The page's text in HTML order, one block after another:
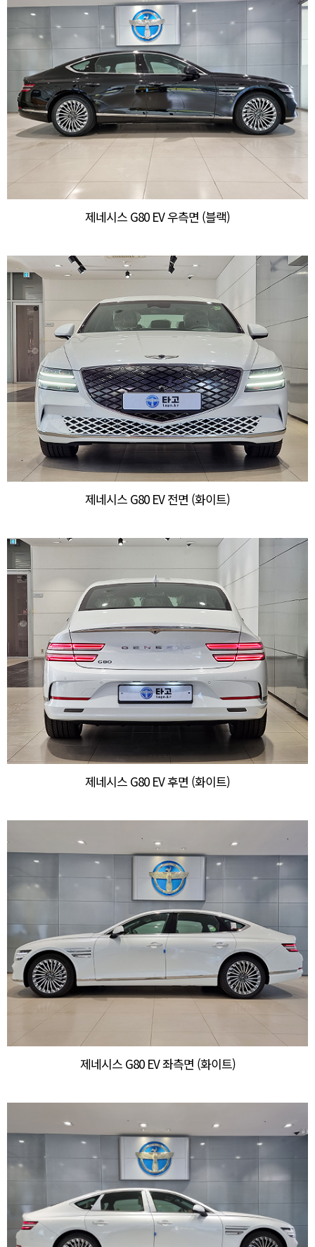
제네시스 G80 EV 우측면 (블랙)
제네시스 G80 EV 전면 (화이트)
제네시스 G80 EV 후면 (화이트)
제네시스 G80 EV 좌측면 (화이트)